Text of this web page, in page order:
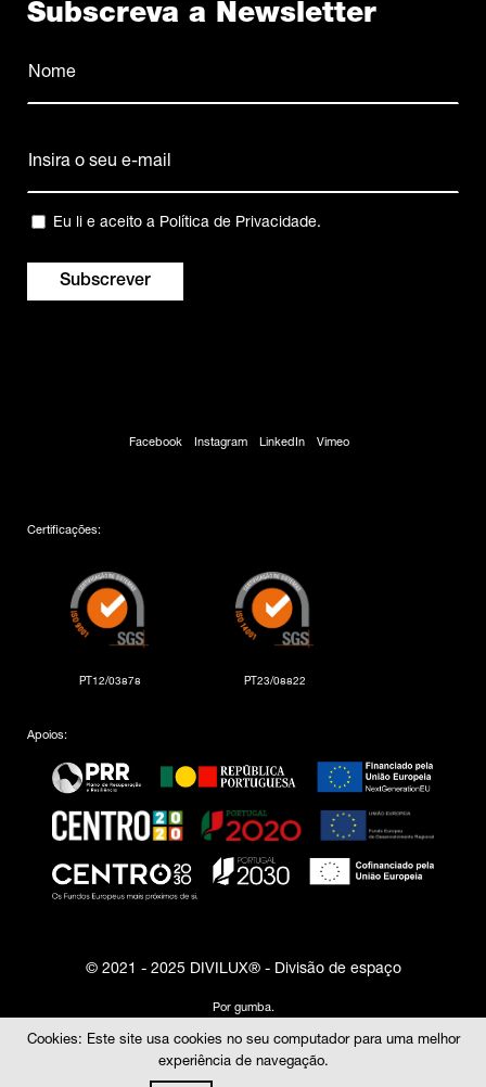
Subscreva a Newsletter
Privacidade
Eu li e aceito a Política de Privacidade.
Certificações:
PT12/03878 PT23/08822
Apoios:
© 2021 - 2025 DIVILUX® - Divisão de espaço
Por gumba.
Facebook Instagram LinkedIn Vimeo
Cookies: Este site usa cookies no seu computador para uma melhor
experiência de navegação.